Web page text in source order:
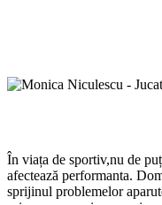
În viața de sportiv,nu de
afectează performanta.
sprijinul problemelor